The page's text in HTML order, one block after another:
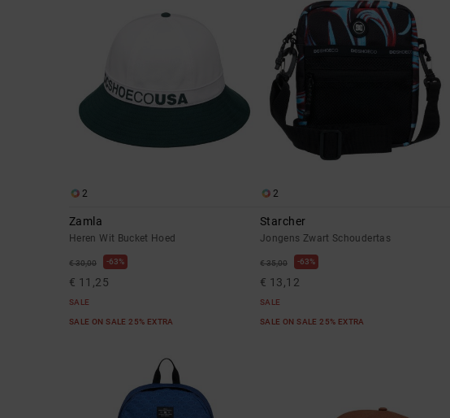
2
Zamla
Heren Wit Bucket Hoed
€ 30,00 63%
€ 11,25
SALE
SALE ON SALE 25% EXTRA
2
Starcher
Jongens Zwart Schoudertas
€ 35,00 63%
€ 13,12
SALE
SALE ON SALE 25% EXTRA